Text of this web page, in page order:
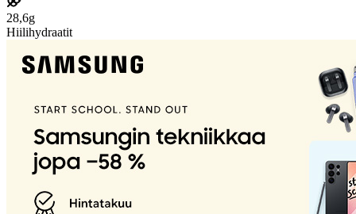
28,6g
Hiilihydraatit